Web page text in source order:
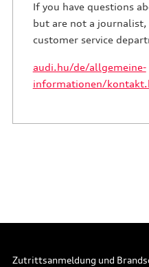
If you have questions
but are not a
customer service
audi.hu/de/allgemeine-
informationen/
Zutrittsanmeldung und